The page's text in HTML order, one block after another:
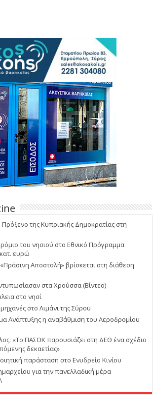
Πρόξενο της Κυπριακής Δημοκρατίας στη
του νησιού στο Εθνικό Πρόγραμμα
ευρώ
Αποστολή» βρίσκεται στη διάθεση
στα Χρούσσα (Βίντεο)
στο νησί
στο Λιμάνι της Σύρου
Ανάπτυξης η αναβάθμιση του Αεροδρομίου
«Το ΠΑΣΟΚ παρουσιάζει στη ΔΕΘ ένα σχέδιο
δεκαετίας»
παράσταση στο Ενυδρείο Κινίου
για την πανελλαδική μέρα